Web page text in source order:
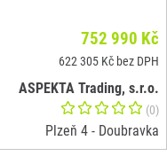
752 990 Kč
622 305 Kč bez DPH
ASPEKTA Trading, s.r.o.
(0)
Plzeň 4 - Doubravka